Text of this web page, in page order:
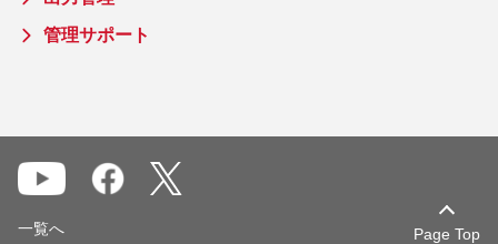
管理サポート
Page Top
一覧へ